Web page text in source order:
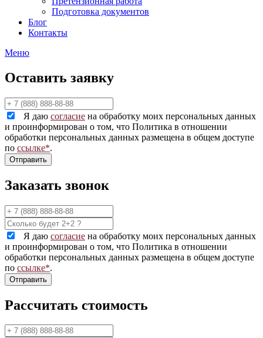
Подготовка документов
Блог
Контакты
Меню
Оставить заявку
Я даю согласие на обработку моих персональных данных
и проинформирован о том, что Политика в отношении
обработки персональных данных размещена в общем доступе
по ссылке*.
Заказать звонок
Я даю согласие на обработку моих персональных данных
и проинформирован о том, что Политика в отношении
обработки персональных данных размещена в общем доступе
по ссылке*.
Рассчитать стоимость